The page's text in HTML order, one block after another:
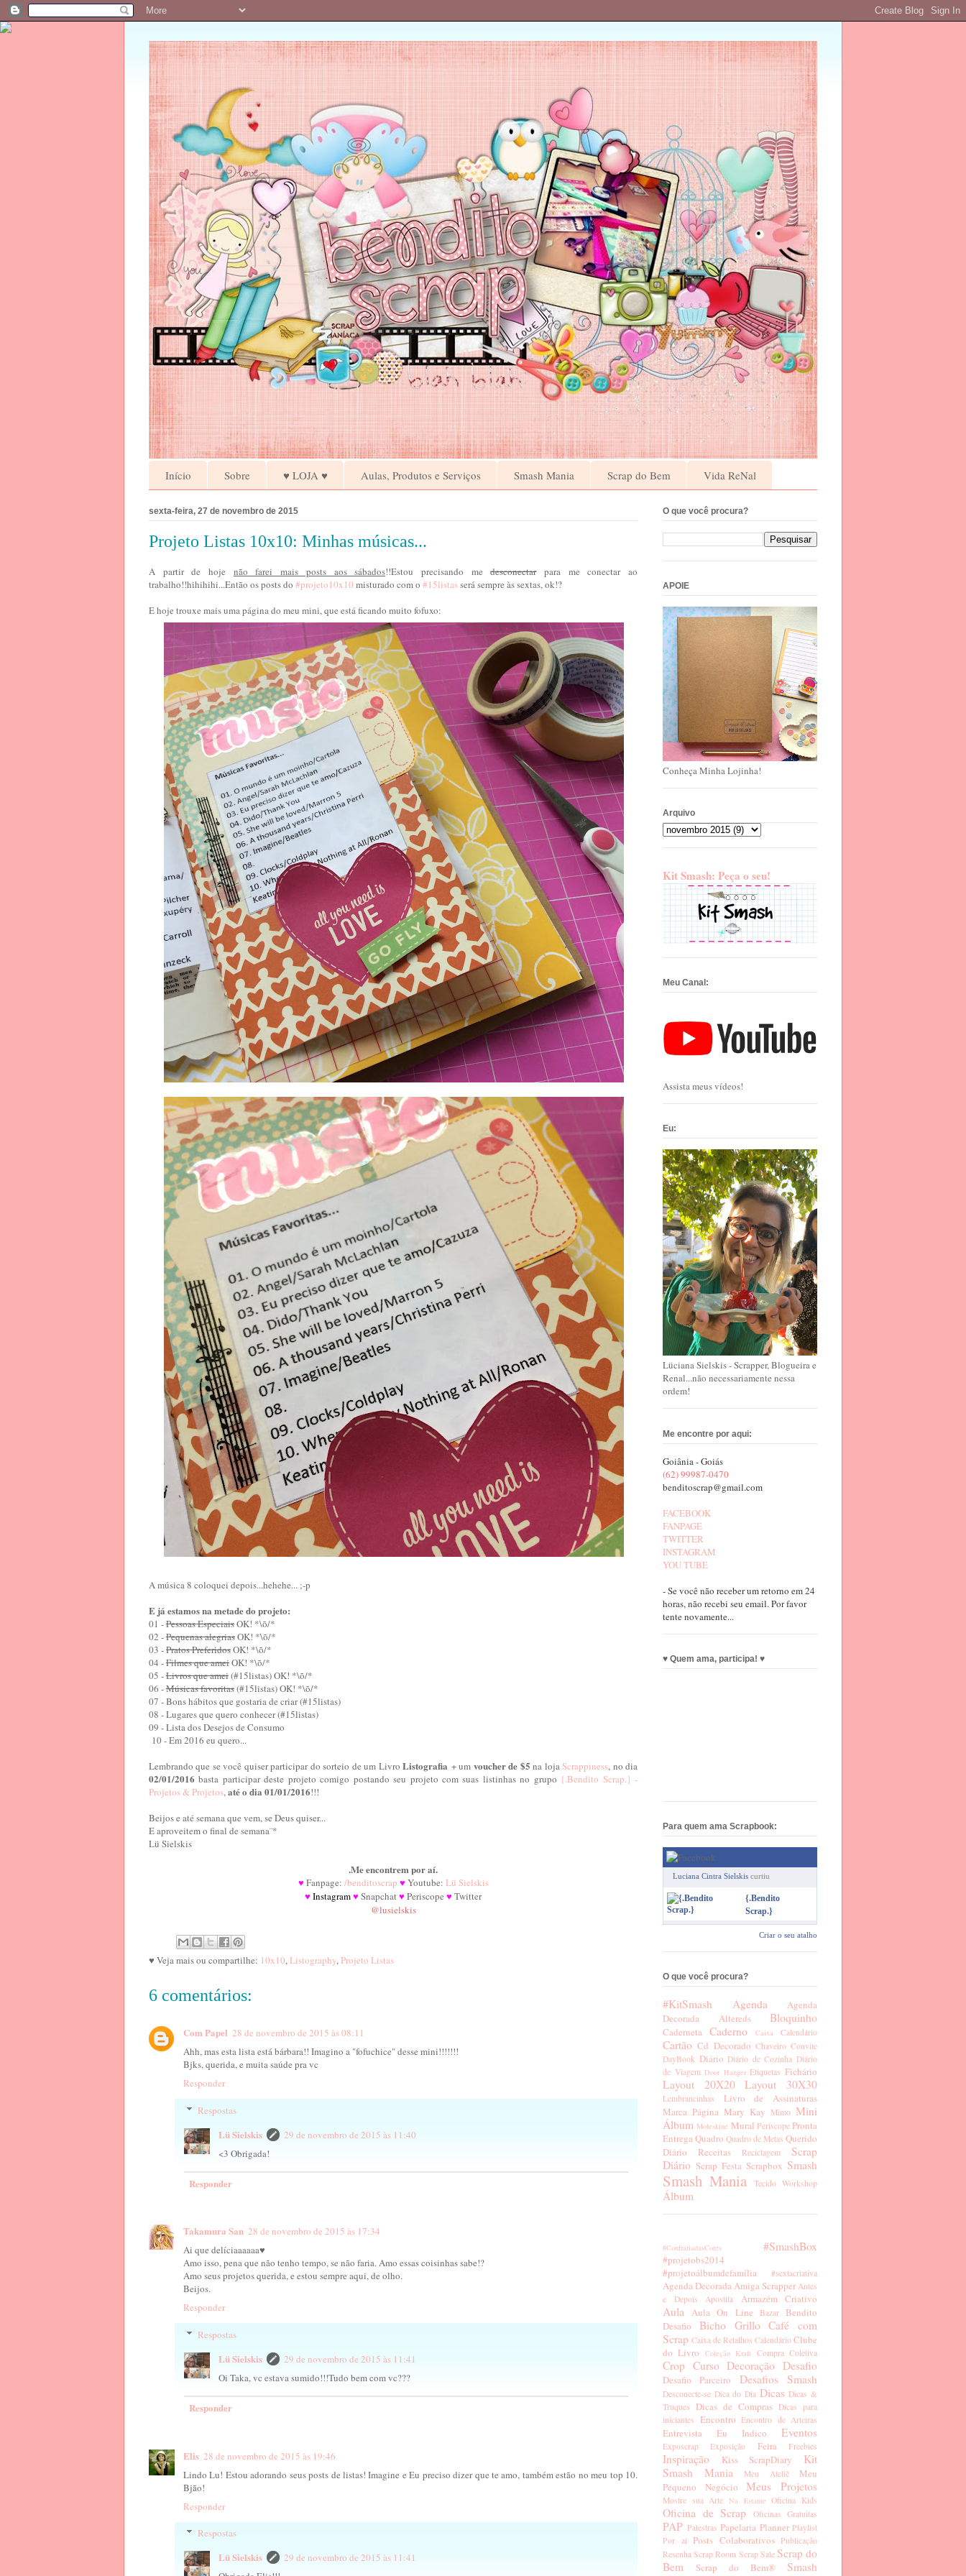
Início Sobre ♥ LOJA ♥ Aulas, Produtos e Serviços Smash Mania Scrap do Bem Vida ReNal
sexta-feira, 27 de novembro de 2015
Projeto Listas 10x10: Minhas músicas...
A partir de hoje não farei mais posts aos sábados!!Estou precisando medesconectarpara me conectar ao
trabalho!!hihihihi...Então os posts do #projeto10x10 misturado com o #15listasserá sempre às sextas, ok!?
E hoje trouxe mais uma página do meu mini, que está ficando muito fofuxo:
A música 8 coloquei depois...hehehe... ;-p
E já estamos na metade do projeto:
01 -Pessoas EspeciaisOK! *\õ/*
02 -Pequenas alegriasOK! *\õ/*
03 -Pratos PreferidosOK! *\õ/*
04 -Filmes que ameiOK! *\õ/*
05 -Livros que amei(#15listas) OK! *\õ/*
06 -Músicas favoritas(#15listas) OK! *\õ/*
07 - Bons hábitos que gostaria de criar (#15listas)
08 - Lugares que quero conhecer (#15listas)
09 - Lista dos Desejos de Consumo
10 - Em 2016 eu quero...
Lembrando que se você quiser participar do sorteio de um LivroListografia + um voucher de $5 na lojaScrappiness, no dia
02/01/2016 basta participar deste projeto comigo postando seu projeto com suas listinhas no grupo {.Bendito Scrap.} -
Projetos & Projetos,até o dia 01/01/2016!!!
Beijos e até semana que vem, se Deus quiser...
E aproveitem o final de semana¨*
Lü Sielskis
.Me encontrem por aí.
♥ Fanpage: /benditoscrap ♥ Youtube: Lü Sielskis
♥ Instagram ♥ Snapchat ♥ Periscope ♥ Twitter
@lusielskis
♥ Veja mais ou compartilhe: 10x10,Listography, Projeto Listas
6 comentários:
Com Papel 28 de novembro de 2015 às 08:11
Ahh, mas esta lista está bárbara!! Imagino a "fofuchice" desse mini!!!!!!!
Bjks, querida, e muita saúde pra vc
Responder
Respostas
Lü Sielskis
29 de novembro de 2015 às 11:40
<3 Obrigada!
Responder
Takamura San 28 de novembro de 2015 às 17:34
Ai que delíciaaaaaa♥
Amo isso, pena que não tenho tempo, se não faria. Amo essas coisinhas sabe!?
Amo seus projetos querida, e estou sempre aqui, de olho.
Beijos.
Responder
Respostas
Lü Sielskis
29 de novembro de 2015 às 11:41
Oi Taka, vc estava sumido!!!Tudo bem com vc???
Responder
Elis 28 de novembro de 2015 às 19:46
Lindo Lu! Estou adorando seus posts de listas! Imagine e Eu preciso dizer que te amo, também estão no meu top 10.
Bjão!
Responder
Respostas
Lü Sielskis
29 de novembro de 2015 às 11:41
O que você procura?
APOIE
Conheça Minha Lojinha!
Arquivo
Kit Smash: Peça o seu!
Meu Canal:
Assista meus vídeos!
Eu:
Lüciana Sielskis - Scrapper, Blogueira e
Renal...não necessariamente nessa
ordem!
Me encontre por aqui:
Goiânia - Goiás
(62) 99987-0470
benditoscrap@gmail.com
FACEBOOK
FANPAGE
TWITTER
INSTAGRAM
YOU TUBE
- Se você não receber um retorno em 24
horas, não recebi seu email. Por favor
tente novamente...
♥ Quem ama, participa! ♥
Para quem ama Scrapbook:
Luciana Cintra Sielskis curtiu
{.Bendito
Scrap.}
Criar o seu atalho
O que você procura?
#KitSmash Agenda
Agenda
Decorada
Altereds Bloquinho
Caderneta Caderno Caixa Calendário
Cartão Cd Decorado Chaveiro Convite
DayBook Diário Diário de Cozinha Diário
de Viagem Door Hanger Etiquetas Fichário
Layout 20X20 Layout 30X30
Lembrancinhas
Livro de Assinaturas
Marca Página Mary Kay Mimo Mini
Álbum Moleskine Mural Periscope Pronta
EntregaQuadro Quadro de Metas Querido
Diário
Receitas Reciclagem
Scrap
Diário Scrap Festa Scrapbox Smash
Smash Mania Tecido Workshop
Álbum
#ConfrariadasCores #SmashBox
#projetobs2014
#projetoálbumdefamília
#sextacriativa
Agenda DecoradaAmiga Scrapper Antes
e Depois
Apostila Armazém Criativo
Aula Aula On Line Bazar
Bendito
Desafio
Bicho Grillo Café com
Scrap Caixa de Retalhos Calendário Clube
do Livro
Coleção Kraft Compra Coletiva
Crop Curso Decoração Desafio
Desafio Parceiro Desafios Smash
Desconecte-se Dica do Dia Dicas Dicas &
Truques
Dicas de Compras Dicas para
iniciantes Encontro Encontro de Arteiras
Entrevista Eu Indico Eventos
Exposcrap Exposição Feira Freebies
Inspiração Kiss ScrapDiary
Kit
Smash Mania
Meu Ateliê
Meu
Pequeno Negócio
Meus Projetos
Mostre sua Arte Na Estante Oficina Kids
Oficina de Scrap Oficinas Gratuitas
PAP Palestras Papelaria Planner Playlist
Por aí
Posts Colaborativos
Publicação
Resenha Scrap Room Scrap Sale Scrap do
Bem
Scrap do Bem® Smash